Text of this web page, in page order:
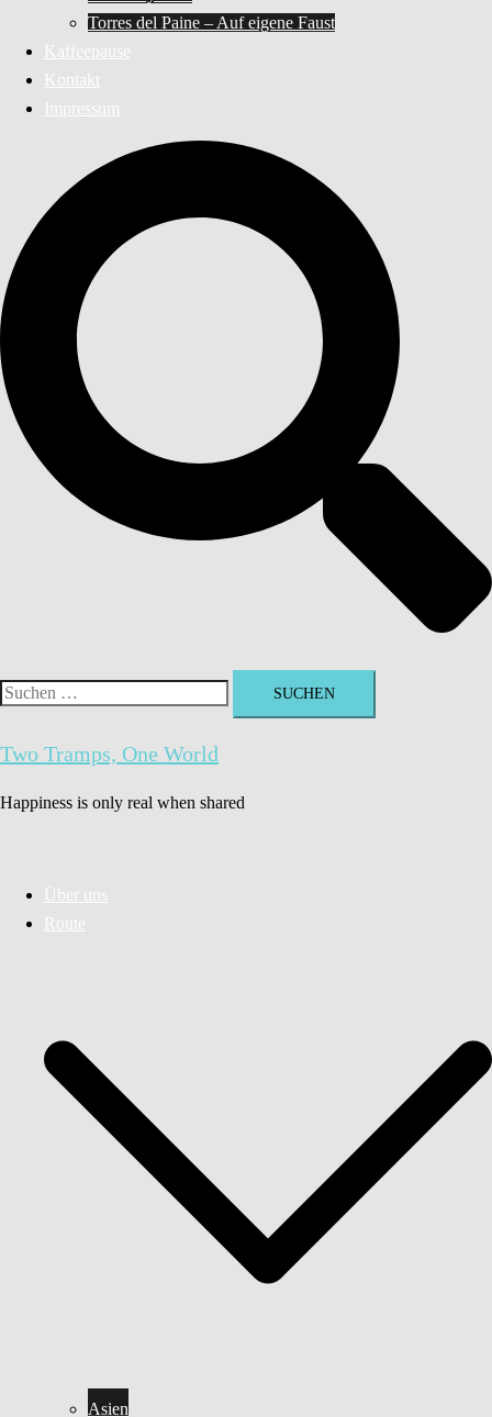
Torres del Paine – Auf eigene Faust
Kaffeepause
Kontakt
Impressum
Suchen
Two Tramps, One World
Happiness is only real when shared
Über uns
Route
Asien